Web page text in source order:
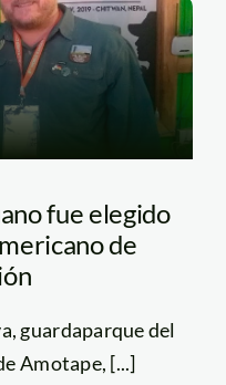
fue elegido
de
guardaparque del
Amotape, [...]